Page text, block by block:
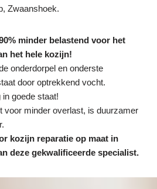
Zwaanshoek.
minder belastend voor het
het hele kozijn!
onderdorpel en onderste
door optrekkend vocht.
goede staat!
voor minder overlast, is duurzamer
kozijn reparatie op maat in
deze gekwalificeerde specialist.